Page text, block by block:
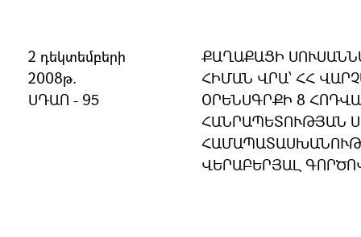
2 դեկտեմբերի
2008թ.
ՍԴԱՈ - 95
ՔԱՂԱՔԱՑԻ
ՀԻՄԱՆ ՎՐԱ՝ ՀՀ
ՕՐԵՆՍԳՐՔԻ 8
ՀԱՆՐԱՊԵՏՈՒԹՅԱՆ
ՎԵՐԱԲԵՐՅԱԼ